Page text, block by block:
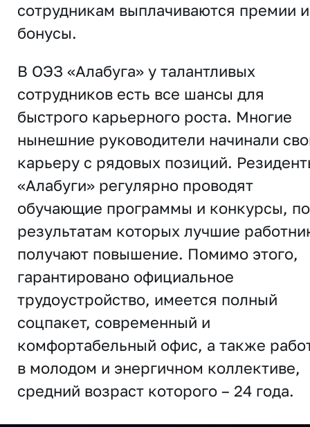
сотрудникам выплачиваются премии и
бонусы.
В ОЭЗ «Алабуга» у талантливых
сотрудников есть все шансы для
быстрого карьерного роста. Многие
нынешние руководители начинали
карьеру с рядовых позиций.
«Алабуги» регулярно проводят
обучающие программы и конкурсы, по
результатам которых лучшие
получают повышение. Помимо этого,
гарантировано официальное
трудоустройство, имеется полный
соцпакет, современный и
комфортабельный офис, а также
в молодом и энергичном коллективе,
средний возраст которого – 24 года.